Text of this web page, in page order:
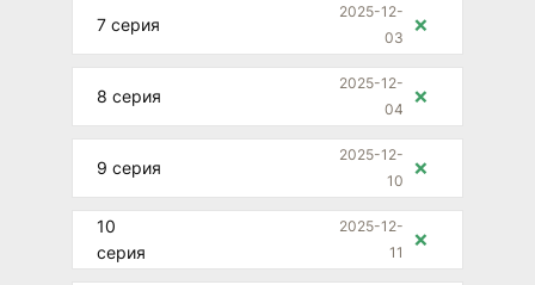
7 серия
2025-12-
03
❌
8 серия
2025-12-
04
❌
9 серия
2025-12-
10
❌
10
серия
2025-12-
11
❌